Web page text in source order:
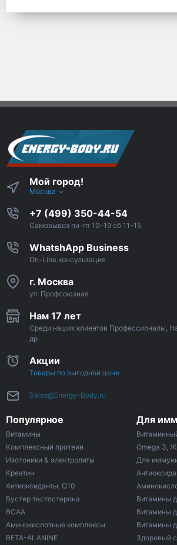
Мой город!
Москва
+7 (499) 350-44-54
Самовывоз пн-пт 10-19 сб 11-15
WhatshApp Business
On-Line консультация
г. Москва
ул. Профсоюзная
Нам 17 лет
Среди наших клиентов Профессионалы,
др
Акции
Товары по выгодной цене
Sales@Energy-Body.ru
Популярное
Витамины
Комплексный протеин
Изотоники & электролиты
Креатин
Антиоксиданты, Q10
Бустер тестостерона
ВСАА
Аминокислотные комплексы
BETA-ALANINE
Для
Omega 3,
Для
Витамины
Витамины
Витамины
Здоровый